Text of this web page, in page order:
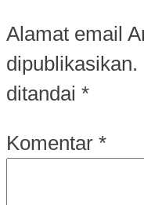
Alamat email
dipublikasikan.
ditandai *
Komentar *